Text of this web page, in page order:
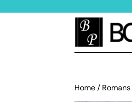
Home/ Romans